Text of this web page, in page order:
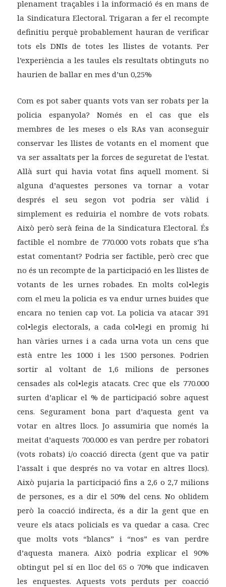
plenament traçables i la informació és en mans de
la Sindicatura Electoral. Trigaran a fer el recompte
definitiu perquè probablement hauran de verificar
tots els DNIs de totes les llistes de votants. Per
l’experiència a les taules els resultats obtinguts no
haurien de ballar en mes d’un 0,25%
Com es pot saber quants vots van ser robats per la
policia espanyola? Només en el cas que els
membres de les meses o els RAs van aconseguir
conservar les llistes de votants en el moment que
va ser assaltats per la forces de seguretat de l’estat.
Allà surt qui havia votat fins aquell moment. Si
alguna d’aquestes persones va tornar a votar
després el seu segon vot podria ser vàlid i
simplement es reduiria el nombre de vots robats.
Això però serà feina de la Sindicatura Electoral. És
factible el nombre de 770.000 vots robats que s’ha
estat comentant? Podria ser factible, però crec que
no és un recompte de la participació en les llistes de
votants de les urnes robades. En molts col•legis
com el meu la policia es va endur urnes buides que
encara no tenien cap vot. La policia va atacar 391
col•legis electorals, a cada col•legi en promig hi
han vàries urnes i a cada urna vota un cens que
està entre les 1000 i les 1500 persones. Podrien
sortir al voltant de 1,6 milions de persones
censades als col•legis atacats. Crec que els 770.000
surten d’aplicar el % de participació sobre aquest
cens. Segurament bona part d’aquesta gent va
votar en altres llocs. Jo assumiria que només la
meitat d’aquests 700.000 es van perdre per robatori
(vots robats) i/o coacció directa (gent que va patir
l’assalt i que després no va votar en altres llocs).
Això pujaria la participació fins a 2,6 o 2,7 milions
de persones, es a dir el 50% del cens. No oblidem
però la coacció indirecta, és a dir la gent que en
veure els atacs policials es va quedar a casa. Crec
que molts vots “blancs” i “nos” es van perdre
d’aquesta manera. Això podria explicar el 90%
obtingut pel sí en lloc del 65 o 70% que indicaven
les enquestes. Aquests vots perduts per coacció